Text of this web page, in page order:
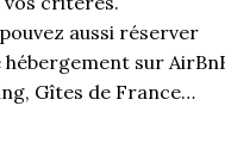
aussi réserver
sur
Gîtes de France…